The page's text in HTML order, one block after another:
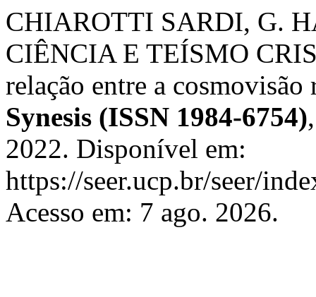
CHIAROTTI SARDI, G.
CIÊNCIA E TEÍSMO
relação entre a
Synesis (ISSN 1984-6754)
2022. Disponível em:
https://seer.ucp.br/seer/
Acesso em: 7 ago. 2026.